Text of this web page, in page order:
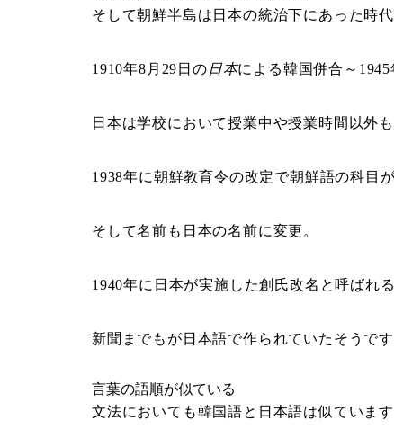
そして朝鮮半島は日本の統治下にあった時代
1910年8月29日の日本による韓国併合～1945
日本は学校において授業中や授業時間以外も
1938年に朝鮮教育令の改定で朝鮮語の科目が
そして名前も日本の名前に変更。
1940年に日本が実施した創氏改名と呼ばれ
新聞までもが日本語で作られていたそうです
言葉の語順が似ている
文法においても韓国語と日本語は似ています